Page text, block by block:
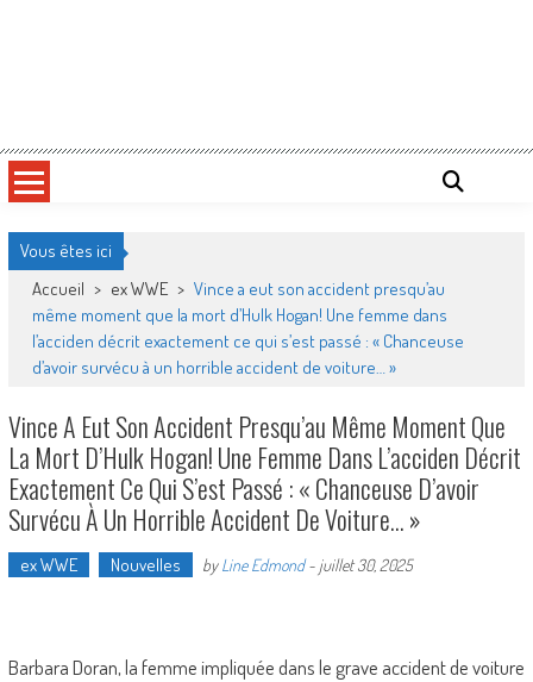
Vous êtes ici
Accueil > ex WWE > Vince a eut son accident presqu’au
même moment que la mort d’Hulk Hogan! Une femme dans
l’acciden décrit exactement ce qui s’est passé : « Chanceuse
d’avoir survécu à un horrible accident de voiture… »
Vince A Eut Son Accident Presqu’au Même Moment Que
La Mort D’Hulk Hogan! Une Femme Dans L’acciden Décrit
Exactement Ce Qui S’est Passé : « Chanceuse D’avoir
Survécu À Un Horrible Accident De Voiture… »
ex WWE Nouvelles byLine Edmond- juillet 30, 2025
Barbara Doran, la femme impliquée dans le grave accident de voiture